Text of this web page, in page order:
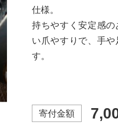
仕様。
持ちやすく安定感
い爪やすりで、手
す。
※離島には配送でき
寄付金額